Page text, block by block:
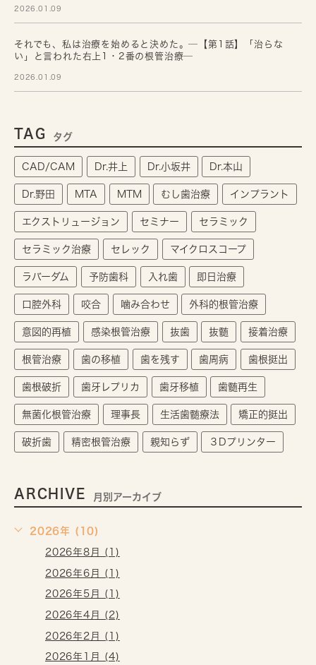
2026.01.09
それでも、私は治療を始めると決めた。─【第1話】「治らな
い」と言われた右上1・2番の根管治療─
2026.01.09
TAG タグ
CAD/CAM Dr.井上 Dr.小坂井 Dr.本山
Dr.野田 MTA MTM むし歯治療 インプラント
エクストリュージョン セミナー セラミック
セラミック治療 セレック マイクロスコープ
ラバーダム 予防歯科 入れ歯 即日治療
口腔外科 咬合 噛み合わせ 外科的根管治療
意図的再植 感染根管治療 抜歯 抜髄 接着治療
根管治療 歯の移植 歯を残す 歯周病 歯根挺出
歯根破折 歯牙レプリカ 歯牙移植 歯髄再生
無菌化根管治療 理事長 生活歯髄療法 矯正的挺出
破折歯 精密根管治療 親知らず ３Dプリンター
ARCHIVE 月別アーカイブ
2026年 (10)
2026年8月 (1)
2026年6月 (1)
2026年5月 (1)
2026年4月 (2)
2026年2月 (1)
2026年1月 (4)